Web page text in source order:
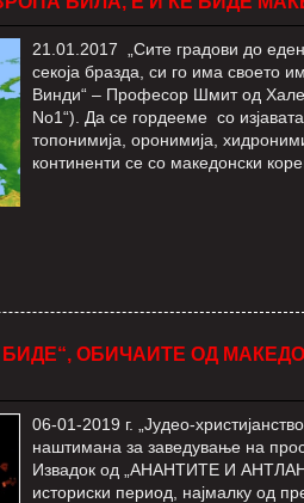
21.01.2017 „Сите градови до
секоја бразда, си го има
Винди“ – Професор Шмит од
No1“). Да се гордееме со
топонимија, оронимија,
континенти се со македонски
БИДЕ“, ОБИЧАИТЕ ОД
06-01-2019 г. „Јудео-
наштимана за заведување на
Извадок од „АНАНТИТЕ И
историски период, најмалку од